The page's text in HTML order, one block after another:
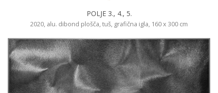
POLJE 3., 4., 5.
2020, alu. dibond plošča, tuš, grafična igla, 160 x 300 cm